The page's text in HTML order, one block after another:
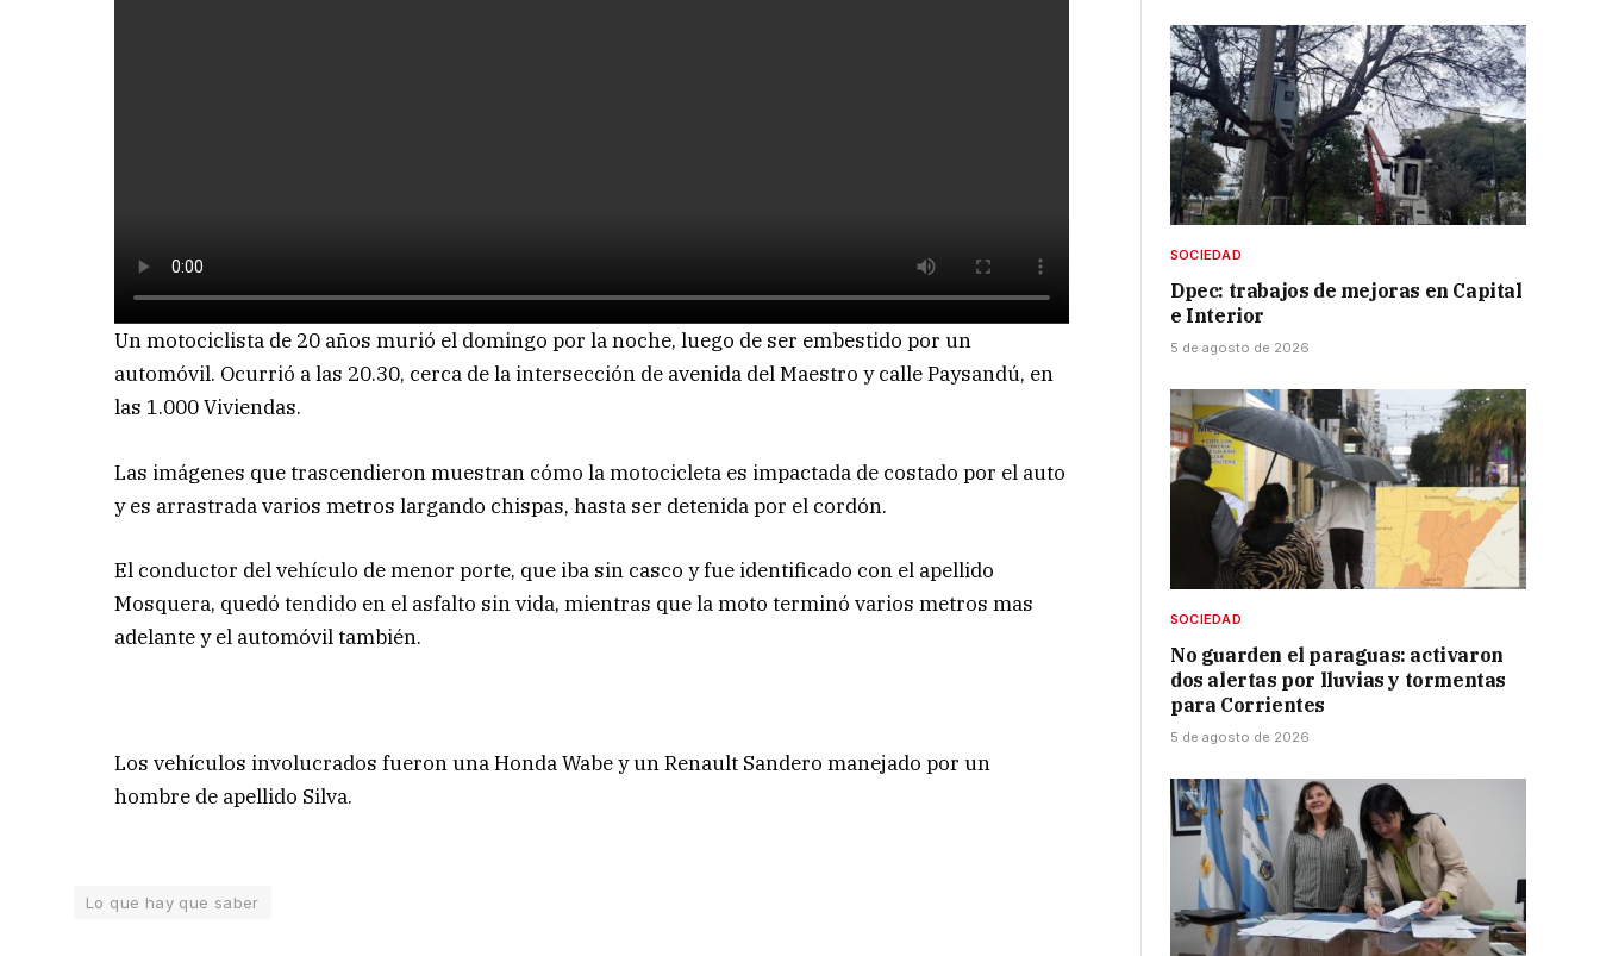
Un motociclista de 20 años murió el domingo por la noche, luego de ser embestido por un
automóvil. Ocurrió a las 20.30, cerca de la intersección de avenida del Maestro y calle Paysandú, en
las 1.000 Viviendas.
Las imágenes que trascendieron muestran cómo la motocicleta es impactada de costado por el auto
y es arrastrada varios metros largando chispas, hasta ser detenida por el cordón.
El conductor del vehículo de menor porte, que iba sin casco y fue identificado con el apellido
Mosquera, quedó tendido en el asfalto sin vida, mientras que la moto terminó varios metros mas
adelante y el automóvil también.
Los vehículos involucrados fueron una Honda Wabe y un Renault Sandero manejado por un
hombre de apellido Silva.
Lo que hay que saber
SOCIEDAD
Dpec: trabajos de mejoras en Capital
e Interior
5 de agosto de 2026
SOCIEDAD
No guarden el paraguas: activaron
dos alertas por lluvias y tormentas
para Corrientes
5 de agosto de 2026